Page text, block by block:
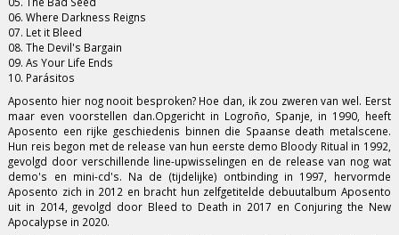
06. Where Darkness Reigns
07. Let it Bleed
08. The Devil's Bargain
09. As Your Life Ends
10. Parásitos
Aposento hier nog nooit besproken? Hoe dan, ik zou zweren van wel. Eerst
maar even voorstellen dan.Opgericht in Logroño, Spanje, in 1990, heeft
Aposento een rijke geschiedenis binnen die Spaanse death metalscene.
Hun reis begon met de release van hun eerste demo Bloody Ritual in 1992,
gevolgd door verschillende line-upwisselingen en de release van nog wat
demo's en mini-cd's. Na de (tijdelijke) ontbinding in 1997, hervormde
Aposento zich in 2012 en bracht hun zelfgetitelde debuutalbum Aposento
uit in 2014, gevolgd door Bleed to Death in 2017 en Conjuring the New
Apocalypse in 2020.